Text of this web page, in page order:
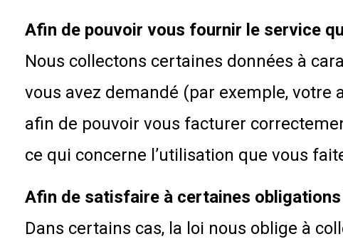
Afin de pouvoir vous fournir le service
Nous collectons certaines données à
vous avez demandé (par exemple, votre
afin de pouvoir vous facturer
ce qui concerne l’utilisation que vous
Afin de satisfaire à certaines
Dans certains cas, la loi nous oblige à